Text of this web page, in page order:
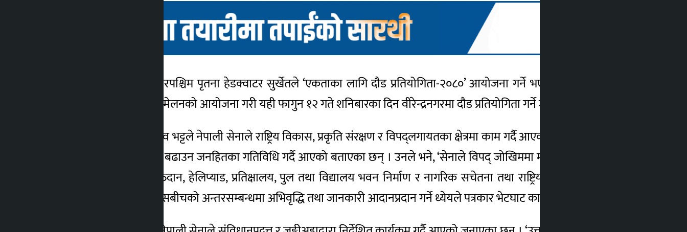
काठमाडौँ । नेपाली सेना उत्तरपश्चिम पृतना हेडक्वाटर सुर्खेतले ‘एकताका लागि दौड प्रतियोगिता-२०८०’ आयोजना गर्ने भएको छ । पृतना हेडक्वाटरले
सुर्खेतमा बिहीबार पत्रकार सम्मेलनको आयोजना गरी यही फागुन १२ गते शनिबारका दिन वीरेन्द्रनगरमा दौड प्रतियोगिता गर्ने जनाइएको हो ।
कार्यक्रममा पृतनापति कृष्णदेव भट्टले नेपाली सेनाले राष्ट्रिय विकास, प्रकृति संरक्षण र विपद्लगायतका क्षेत्रमा काम गर्दै आएको जनाउँदै पछिल्लो समयमा
पत्रकार, नागरिकसँग सम्बन्ध बढाउन जनहितका गतिविधि गर्दै आएको बताएका छन् । उनले भने, ‘सेनाले विपद् जोखिममा मात्र काम गरेको छैन । यसले
स्वास्थ्य शिविर सञ्चालन, रक्तदान, हेलिप्याड, प्रतिक्षालय, पुल तथा विद्यालय भवन निर्माण र नागरिक सचेतना तथा राष्ट्रिय हित हुने कार्यक्रम पनि गर्दै
आएको छ । हामीले सेना र प्रेसबीचको अन्तरसम्बन्धमा अभिवृद्धि तथा जानकारी आदानप्रदान गर्ने ध्येयले पत्रकार भेटघाट कार्यक्रम गरेका हौँ ।’